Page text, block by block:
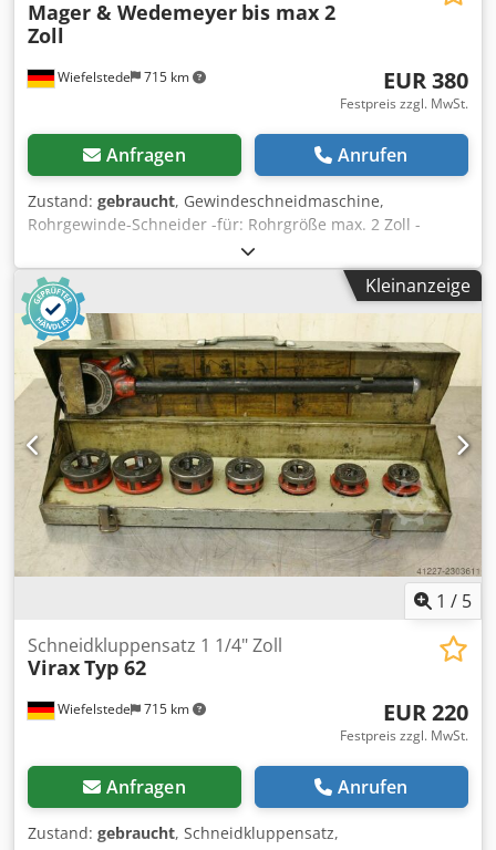
Wiefelstede 715 km
Mager & Wedemeyer bis max 2
Zoll
EUR 380
Festpreis zzgl. MwSt.
Anfragen Anrufen
Zustand: gebraucht, Gewindeschneidmaschine,
Rohrgewinde-Schneider -für: Rohrgröße max. 2 Zoll -
Schneidbacken: 1/2", 3/4", 1", 1 1/4 ", 1 1/2" Crodjdm T S
Ajpfx Am Ref -Abmessungen: 510/360/H240 mm -Gewicht:
64 kg
Kleinanzeige
1 / 5
Wiefelstede 715 km
Schneidkluppensatz 1 1/4" Zoll
ViraxTyp 62
EUR 220
Festpreis zzgl. MwSt.
Anfragen Anrufen
Zustand: gebraucht, Schneidkluppensatz,